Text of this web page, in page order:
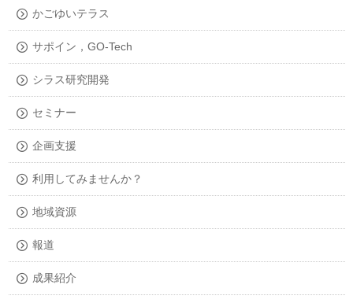
かごゆいテラス
サポイン，GO-Tech
シラス研究開発
セミナー
企画支援
利用してみませんか？
地域資源
報道
成果紹介